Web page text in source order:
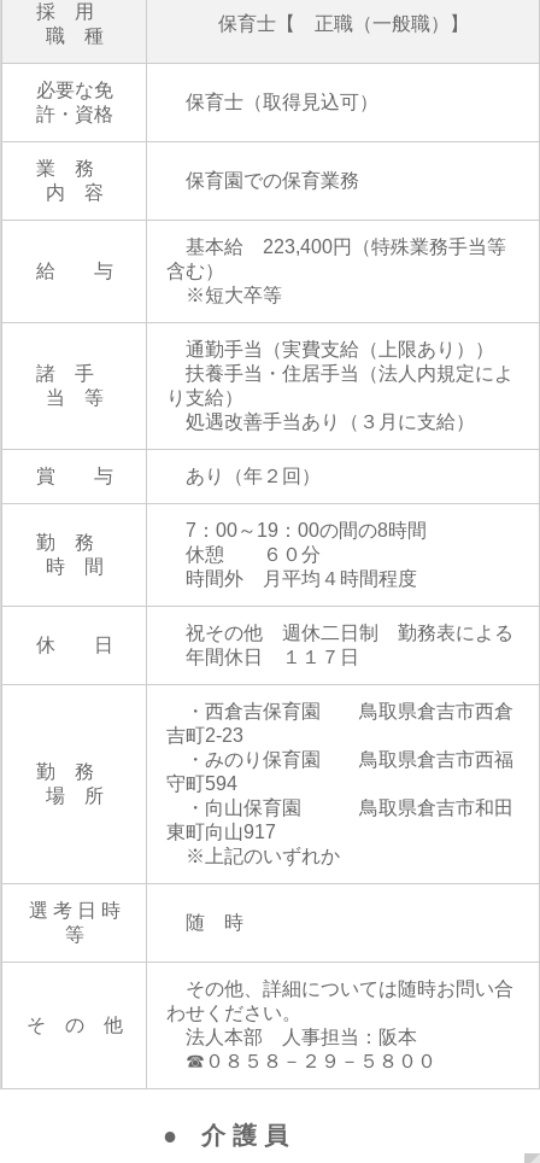
採 用
職 種
保育士【 正職（一般職）】
必要な免
許・資格
保育士（取得見込可）
業 務
内 容
保育園での保育業務
給 与
基本給 223,400円（特殊業務手当等
含む）
※短大卒等
諸 手
当 等
通勤手当（実費支給（上限あり））
扶養手当・住居手当（法人内規定によ
り支給）
処遇改善手当あり（３月に支給）
賞 与 あり（年２回）
勤 務
時 間
7：00～19：00の間の8時間
休憩 ６０分
時間外 月平均４時間程度
休 日
祝その他 週休二日制 勤務表による
年間休日 １１７日
勤 務
場 所
・西倉吉保育園 鳥取県倉吉市西倉
吉町2-23
・みのり保育園 鳥取県倉吉市西福
守町594
・向山保育園 鳥取県倉吉市和田
東町向山917
※上記のいずれか
選 考 日 時
等
随 時
そ の 他
その他、詳細については随時お問い合
わせください。
法人本部 人事担当：阪本
☎０８５８－２９－５８００
● 介 護 員